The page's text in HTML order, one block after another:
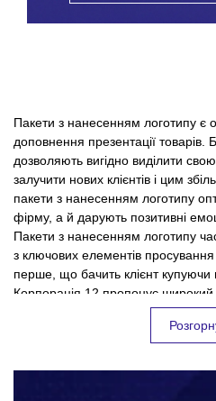
Пакети з нанесенням логотипу є
доповнення презентації товарів.
дозволяють вигідно виділити
залучити нових клієнтів і цим
пакети з нанесенням логотипу
фірму, а й дарують позитивні
Пакети з нанесенням логотипу
з ключових елементів просування
перше, що бачить клієнт купуючи
Корпорація 12 пропонує широкий
оптом на будь-який смак та
знайдете понад 100 позицій
довговічністю. Наші досвідчені
у нас ви отримуєте